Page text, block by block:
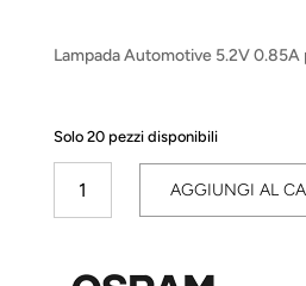
Lampada Automotive 5.2V 0.85A
Solo 20 pezzi disponibili
5.2V
AGGIUNGI AL